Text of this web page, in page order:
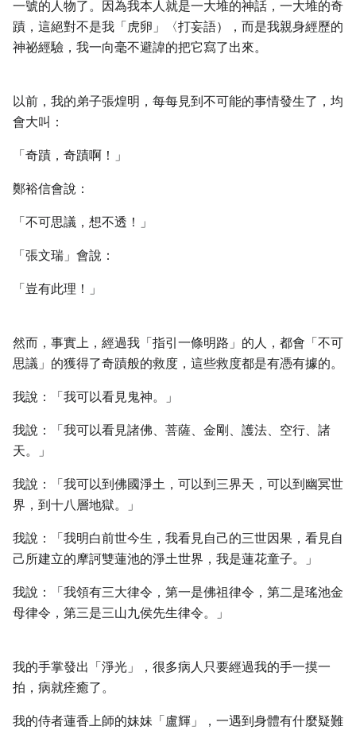
一號的人物了。因為我本人就是一大堆的神話，一大堆的奇
蹟，這絕對不是我「虎卵」〈打妄語），而是我親身經歷的
神祕經驗，我一向毫不避諱的把它寫了出來。
以前，我的弟子張煌明，每每見到不可能的事情發生了，均
會大叫：
「奇蹟，奇蹟啊！」
鄭裕信會說：
「不可思議，想不透！」
「張文瑞」會說：
「豈有此理！」
然而，事實上，經過我「指引一條明路」的人，都會「不可
思議」的獲得了奇蹟般的救度，這些救度都是有憑有據的。
我說：「我可以看見鬼神。」
我說：「我可以看見諸佛、菩薩、金剛、護法、空行、諸
天。」
我說：「我可以到佛國淨土，可以到三界天，可以到幽冥世
界，到十八層地獄。」
我說：「我明白前世今生，我看見自己的三世因果，看見自
己所建立的摩訶雙蓮池的淨土世界，我是蓮花童子。」
我說：「我領有三大律令，第一是佛祖律令，第二是瑤池金
母律令，第三是三山九侯先生律令。」
我的手掌發出「淨光」，很多病人只要經過我的手一摸一
拍，病就痊癒了。
我的侍者蓮香上師的妹妹「盧輝」，一遇到身體有什麼疑難